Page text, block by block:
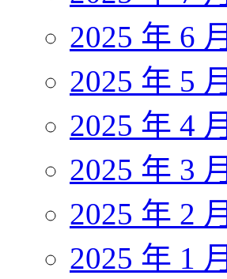
2025 年 6 月
2025 年 5 月
2025 年 4 月
2025 年 3 月
2025 年 2 月
2025 年 1 月